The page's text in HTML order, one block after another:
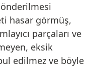
hasar görmüş,
parçaları ve
eksik
edilmez ve böyle